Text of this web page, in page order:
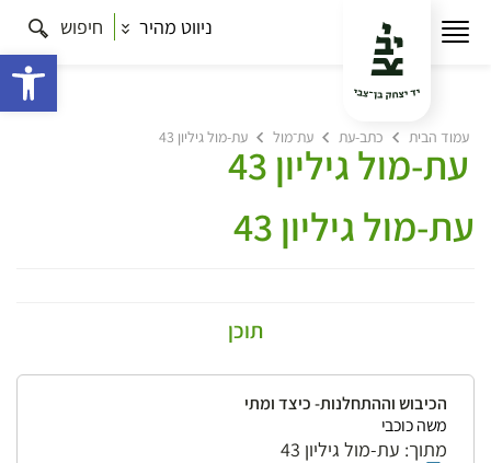
ניווט מהיר חיפוש
עמוד הבית כתב-עת עת־מול עת-מול גיליון 43
עת-מול גיליון 43
עת-מול גיליון 43
תוכן
הכיבוש וההתחלנות- כיצד ומתי
משה כוכבי
מתוך: עת-מול גיליון 43